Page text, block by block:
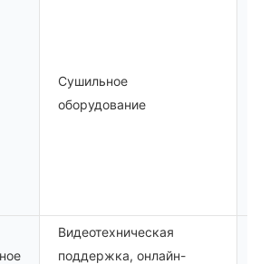
Сушильное
оборудование
Видеотехническая
поддержка, онлайн-